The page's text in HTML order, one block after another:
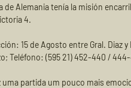
Alemania tenía la misión
4.
15 de Agosto entre Gral. Diaz y
Teléfono: (595 21) 452-440 /
uma partida um pouco mais